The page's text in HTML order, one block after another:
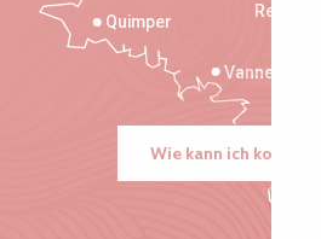
Rennes
Vannes
Quimper
Wie kann ich kommen?